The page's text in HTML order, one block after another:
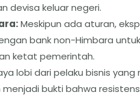
devisa keluar negeri.
Meskipun ada aturan,
bank non-Himbara
ketat pemerintah.
lobi dari pelaku bisnis yang
bukti bahwa